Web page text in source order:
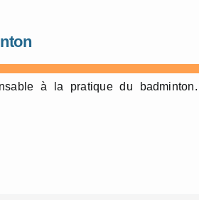
à la pratique du